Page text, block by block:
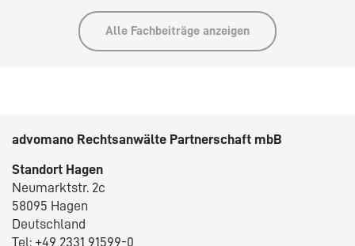
Alle Fachbeiträge anzeigen
advomano Rechtsanwälte Partnerschaft mbB
Standort Hagen
Neumarktstr. 2c
58095 Hagen
Deutschland
Tel: +49 2331 91599-0